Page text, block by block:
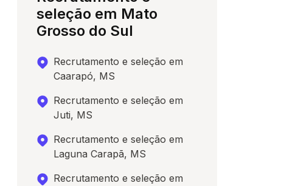
seleção em Mato
Grosso do Sul
Recrutamento e seleção em
Caarapó, MS
Recrutamento e seleção em
Juti, MS
Recrutamento e seleção em
Laguna Carapã, MS
Recrutamento e seleção em